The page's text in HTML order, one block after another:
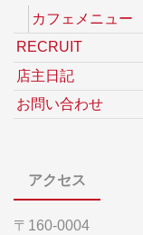
カフェメニュー
RECRUIT
店主日記
お問い合わせ
アクセス
〒160-0004